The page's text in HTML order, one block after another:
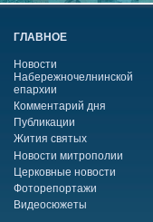
ГЛАВНОЕ
Новости
Набережночелнинской
епархии
Комментарий дня
Публикации
Жития святых
Новости митрополии
Церковные новости
Фоторепортажи
Видеосюжеты